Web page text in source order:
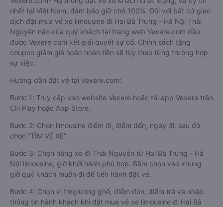
nhất tại Việt Nam, đảm bảo giữ chỗ 100%. Đối với bất cứ giao
dịch đặt mua vé xe limousine đi Hai Bà Trưng - Hà Nội Thái
Nguyên nào của quý khách tại trang web Vexere.com đều
được Vexere cam kết giải quyết sự cố. Chính sách tặng
coupon giảm giá hoặc hoàn tiền sẽ tùy theo từng trường hợp
sự việc.
Hướng dẫn đặt vé tại Vexere.com:
Bước 1: Truy cập vào website Vexere hoặc tải app Vexere trên
CH Play hoặc App Store.
Bước 2: Chọn limousine điểm đi, điểm đến, ngày đi, sau đó
chọn “TÌM VÉ XE”.
Bước 3: Chọn hãng xe đi Thái Nguyên từ Hai Bà Trưng - Hà
Nội limousine, giờ khởi hành phù hợp. Bấm chọn vào khung
giờ quý khách muốn đi để tiến hành đặt vé.
Bước 4: Chọn vị trí/giường ghế, điểm đón, điểm trả và nhập
thông tin hành khách khi đặt mua vé xe limousine đi Hai Bà